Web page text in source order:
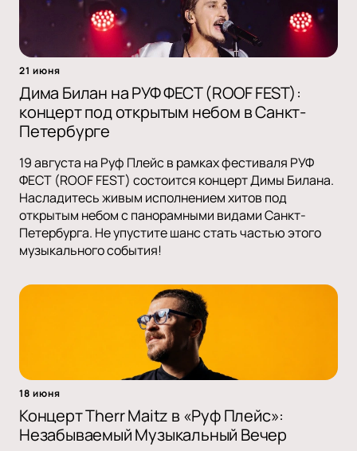
21 июня
Дима Билан на РУФ ФЕСТ (ROOF FEST):
концерт под открытым небом в Санкт-
Петербурге
19 августа на Руф Плейс в рамках фестиваля РУФ
ФЕСТ (ROOF FEST) состоится концерт Димы Билана.
Насладитесь живым исполнением хитов под
открытым небом с панорамными видами Санкт-
Петербурга. Не упустите шанс стать частью этого
музыкального события!
18 июня
Концерт Therr Maitz в «Руф Плейс»:
Незабываемый Музыкальный Вечер